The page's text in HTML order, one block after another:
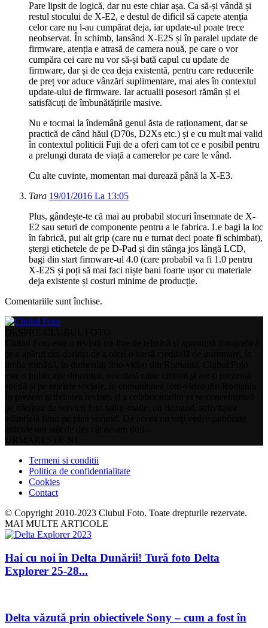
Pare lipsit de logică, dar nu este chiar așa. Ca să-și vândă și
restul stocului de X-E2, e destul de dificil să capete atenția
celor care nu l-au cumpărat deja, iar update-ul poate trece
neobservat. În schimb, lansând X-E2S și în paralel update de
firmware, atenția e atrasă de camera nouă, pe care o vor
cumpăra cei care nu vor să-și bată capul cu update de
firmware, dar și de cea deja existentă, pentru care reducerile
de preț vor aduce vânzări suplimentare, mai ales în contextul
update-ului de firmware. Iar actualii posesori rămân și ei
satisfăcuți de îmbunătățirile masive.
Nu e tocmai la îndemână genul ăsta de raționament, dar se
practică de când hăul (D70s, D2Xs etc.) și e cu mult mai valid
în contextul politicii Fuji de a oferi cam tot ce e posibil pentru
a prelungi durata de viață a camerelor pe care le vând.
Cu alte cuvinte, momentan mai durează până la X-E3.
Tara 19/01/2016 La 13:05
Plus, gândește-te că mai au probabil stocuri însemnate de X-
E2 sau seturi de componente pentru a le fabrica. Le bagi la loc
în fabrică, pui alt grip (care nu e turnat deci poate fi schimbat),
ștergi etichetele de pe D-Pad și din stânga jos lângă LCD,
bagi din start firmware-ul 4.0 (care probabil va fi 1.0 pentru
X-E2S și poți să mai faci niște bani foarte ușor cu materiale
deja existente și costuri minime de producție.
Comentariile sunt închise.
Termeni si conditii
Politica de confidentialitate
Cookies
Contact
© Copyright 2010-2023 Clubul Foto. Toate drepturile rezervate.
MAI MULTE ARTICOLE
Hai cu noi în Delta Dunării! Tură foto Delta
Explorer 25-28...
Delta văzută prin obiectivele Sony – cum a fost în